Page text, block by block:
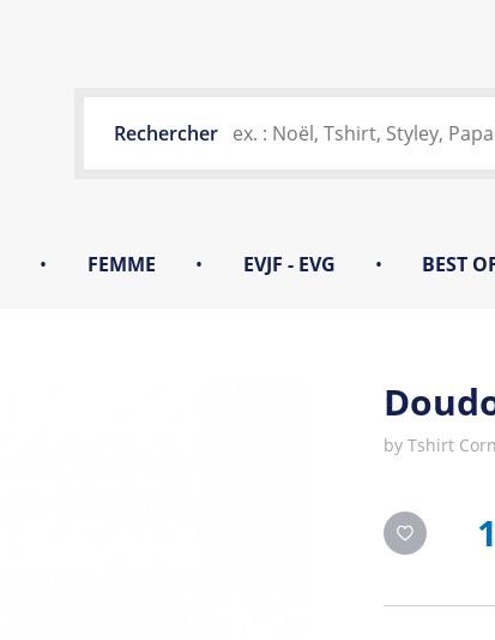
Rechercher
• FEMME • EVJF - EVG • BEST
by Tshirt